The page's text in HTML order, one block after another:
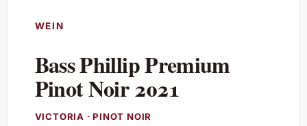
WEIN
Bass Phillip Premium
Pinot Noir 2021
VICTORIA · PINOT NOIR